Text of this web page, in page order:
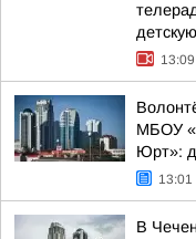
13:09
МБОУ
Юрт»:
13:01
В